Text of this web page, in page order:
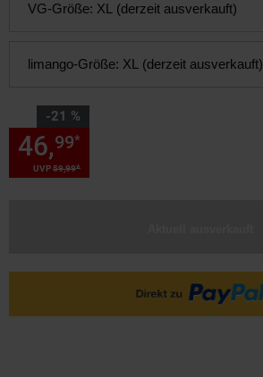
VG-Größe: XL (derzeit ausverkauft)
limango-Größe: XL (derzeit ausverkauft)
-21 %
Sie Sparen 21 Prozent,
UVP59,99*
46,99*